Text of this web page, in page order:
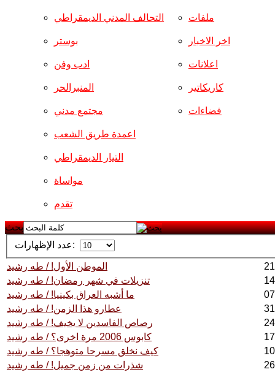
التحالف المدني الديمقراطي
بوستر
ادب وفن
المنبرالحر
مجتمع مدني
ملفات
اخر الاخبار
اعلانات
كاريكاتير
فضاءات
اعمدة طريق الشعب
التيار الديمقراطي
مواساة
تقدم
بحث
عدد الإظهارات:
الموطن الأول! / طه رشيد
تنزيلات في شهر رمضان! / طه رشيد
ما أشبه العراق بكينيا! / طه رشيد
عطارو هذا الزمن! / طه رشيد
رصاص الفاسدين لا يخيف! / طه رشيد
كابوس 2006 مرة اخرى؟ / طه رشيد
كيف نخلق مسرحا متوهجا؟ / طه رشيد
شذرات من زمن جميل! / طه رشيد